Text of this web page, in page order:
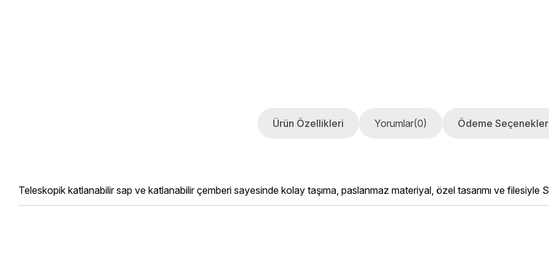
Ürün Özellikleri Yorumlar(0) Ödeme
Teleskopik katlanabilir sap ve katlanabilir çemberi sayesinde kolay taşıma, paslanmaz materiyal, özel tasarımı ve filesiyle